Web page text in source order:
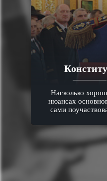
Насколько
нюансах
сами